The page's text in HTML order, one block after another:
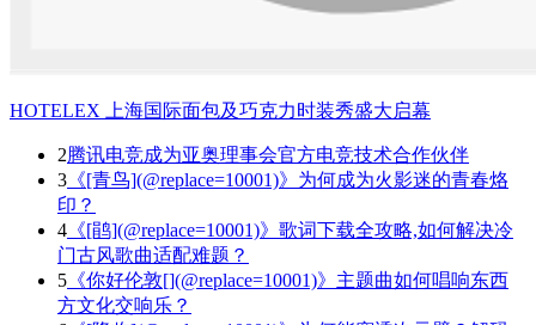
HOTELEX 上海国际面包及巧克力时装秀盛大启幕
2腾讯电竞成为亚奥理事会官方电竞技术合作伙伴
3 《[青鸟](@replace=10001)》为何成为火影迷的青春烙
印？
4 《[鹃](@replace=10001)》歌词下载全攻略,如何解决冷
门古风歌曲适配难题？
5 《你好伦敦[](@replace=10001)》主题曲如何唱响东西
方文化交响乐？